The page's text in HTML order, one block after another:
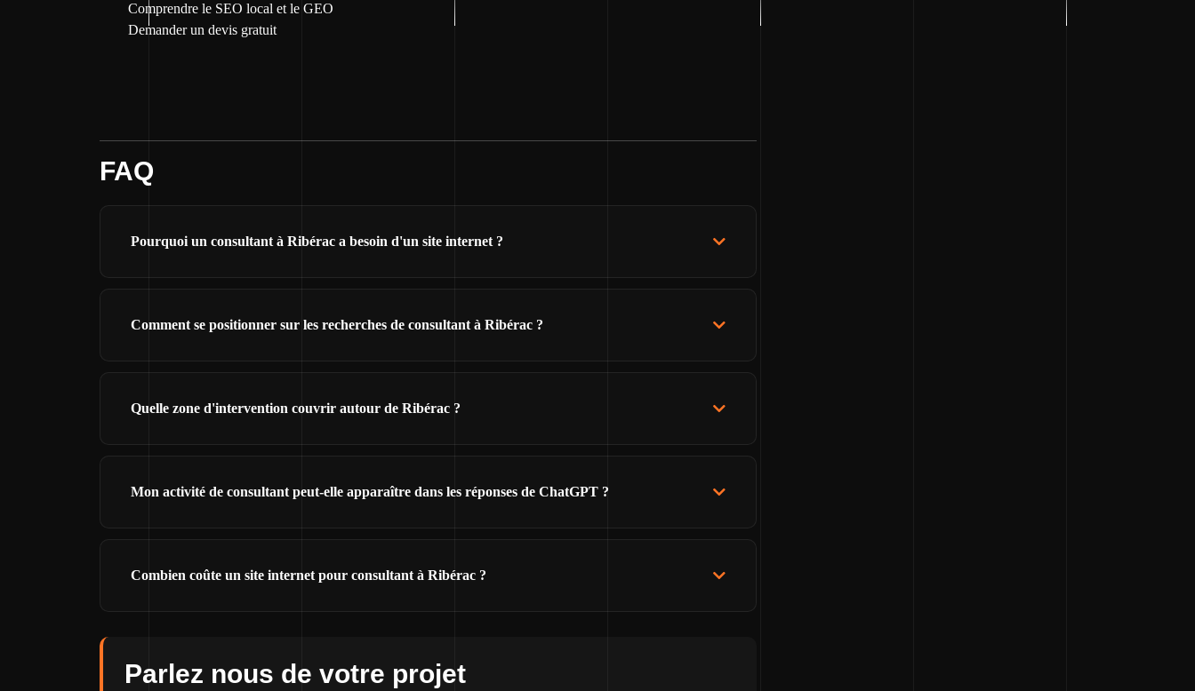
Comprendre le SEO local et le GEO
Demander un devis gratuit
FAQ
Pourquoi un consultant à Ribérac a besoin d'un site internet ?
Comment se positionner sur les recherches de consultant à Ribérac ?
Quelle zone d'intervention couvrir autour de Ribérac ?
Mon activité de consultant peut-elle apparaître dans les réponses de ChatGPT ?
Combien coûte un site internet pour consultant à Ribérac ?
Parlez nous de votre projet